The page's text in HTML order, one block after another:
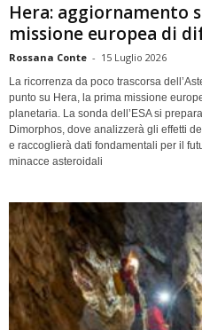
Hera: aggiornamento
missione europea di
Rossana Conte - 15 Luglio 2026
La ricorrenza da poco trascorsa
punto su Hera, la prima missione
planetaria. La sonda dell’ESA si
Dimorphos, dove analizzerà gli effetti
e raccoglierà dati fondamentali per il
minacce asteroidali